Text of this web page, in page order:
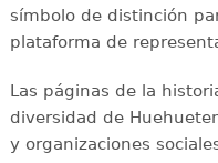
símbolo de distinción
plataforma de
Las páginas de la
diversidad de
y organizaciones